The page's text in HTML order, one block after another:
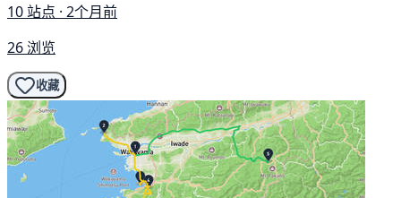
10 站点 · 2个月前
26 浏览
收藏